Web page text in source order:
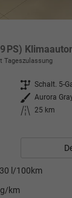
Tageszulassung
Getriebe Schalt. 5-
Außenfarbe Aurora
Kilometerstand
25 km
l/100km
km